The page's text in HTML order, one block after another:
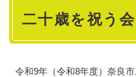
本
二十歳を祝う会
令和9年（令和8年度）奈良